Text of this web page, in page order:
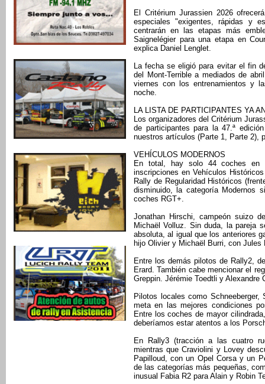
El Critérium Jurassien 2026
especiales "exigentes, rápidas y
centrarán en las etapas más
Saignelégier para una etapa en
explica Daniel Lenglet.
La fecha se eligió para evitar el fin
del Mont-Terrible a mediados de
viernes con los entrenamientos y
noche.
LA LISTA DE PARTICIPANTES YA
Los organizadores del Critérium
de participantes para la 47.ª
nuestros artículos (Parte 1, Parte 2),
VEHÍCULOS MODERNOS
En total, hay solo 44 coches en
inscripciones en Vehículos
Rally de Regularidad Históricos
disminuido, la categoría Modernos
coches RGT+.
Jonathan Hirschi, campeón suizo
Michaël Volluz. Sin duda, la pareja
absoluta, al igual que los anteriores
hijo Olivier y Michaël Burri, con
Entre los demás pilotos de Rally2,
Erard. También cabe mencionar el
Greppin. Jérémie Toedtli y
Pilotos locales como
meta en las mejores condiciones
Entre los coches de mayor
deberíamos estar atentos a los
En Rally3 (tracción a las cuatro
mientras que Craviolini y Lovey
Papilloud, con un Opel Corsa y un
de las categorías más pequeñas,
inusual Fabia R2 para Alain y Robin